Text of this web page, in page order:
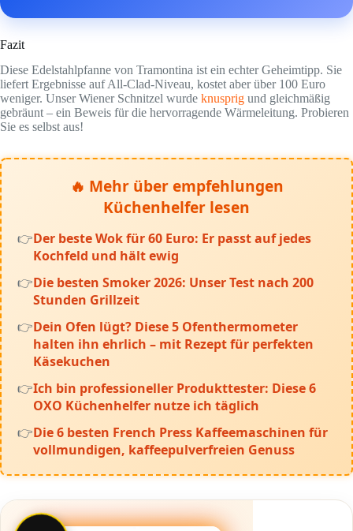
Fazit
Diese Edelstahlpfanne von Tramontina ist ein echter Geheimtipp. Sie
liefert Ergebnisse auf All-Clad-Niveau, kostet aber über 100 Euro
weniger. Unser Wiener Schnitzel wurde knusprig und gleichmäßig
gebräunt – ein Beweis für die hervorragende Wärmeleitung. Probieren
Sie es selbst aus!
🔥 Mehr über empfehlungen
Küchenhelfer lesen
Der beste Wok für 60 Euro: Er passt auf jedes
Kochfeld und hält ewig
Die besten Smoker 2026: Unser Test nach 200
Stunden Grillzeit
Dein Ofen lügt? Diese 5 Ofenthermometer
halten ihn ehrlich – mit Rezept für perfekten
Käsekuchen
Ich bin professioneller Produkttester: Diese 6
OXO Küchenhelfer nutze ich täglich
Die 6 besten French Press Kaffeemaschinen für
vollmundigen, kaffeepulverfreien Genuss